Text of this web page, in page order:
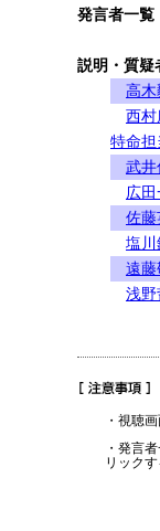
発言者一覧
説明・質疑
高木
西村
特命
武井
広
佐藤
塩川
遠藤
浅野
・視聴
・発言
リック